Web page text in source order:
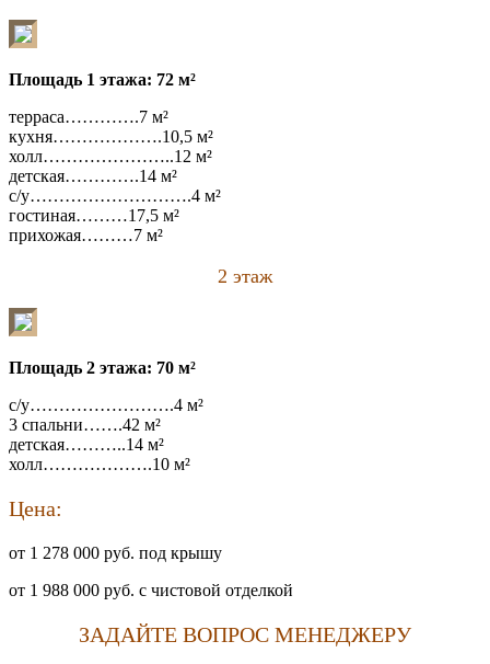
Площадь 1 этажа: 72 м²
терраса………….7 м²
кухня……………….10,5 м²
холл…………………..12 м²
детская………….14 м²
с/у……………………….4 м²
гостиная………17,5 м²
прихожая………7 м²
2 этаж
Площадь 2 этажа: 70 м²
с/у…………………….4 м²
3 спальни…….42 м²
детская………..14 м²
холл……………….10 м²
Цена:
от 1 278 000 руб. под крышу
от 1 988 000 руб. с чистовой отделкой
ЗАДАЙТЕ ВОПРОС МЕНЕДЖЕРУ